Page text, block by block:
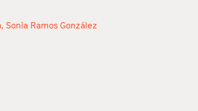
Sonia Ramos González